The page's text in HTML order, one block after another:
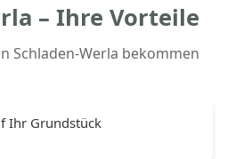
– Ihre Vorteile
Schladen-Werla bekommen
Ihr Grundstück